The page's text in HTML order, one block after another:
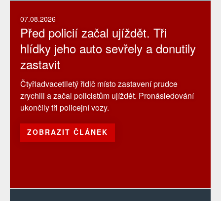
07.08.2026
Před policií začal ujíždět. Tři
hlídky jeho auto sevřely a donutily
zastavit
Čtyřiadvacetiletý řidič místo zastavení prudce
zrychlil a začal policistům ujíždět. Pronásledování
ukončily tři policejní vozy.
ZOBRAZIT ČLÁNEK